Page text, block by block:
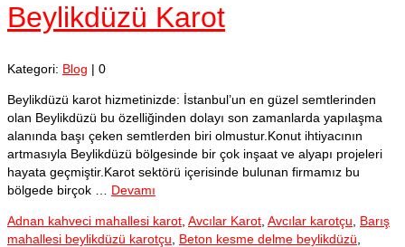
Beylikdüzü Karot
Kategori: Blog | 0
Beylikdüzü karot hizmetinizde: İstanbul’un en güzel semtlerinden
olan Beylikdüzü bu özelliğinden dolayı son zamanlarda yapılaşma
alanında başı çeken semtlerden biri olmustur.Konut ihtiyacının
artmasıyla Beylikdüzü bölgesinde bir çok inşaat ve alyapı projeleri
hayata geçmiştir.Karot sektörü içerisinde bulunan firmamız bu
bölgede birçok … Devamı
Adnan kahveci mahallesi karot Avcılar Karot Avcılar karotçu
Barış
mahallesi beylikdüzü karotçu
Beton kesme delme beylikdüzü